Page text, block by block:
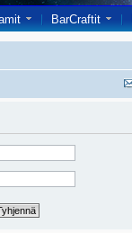
BarCraftit